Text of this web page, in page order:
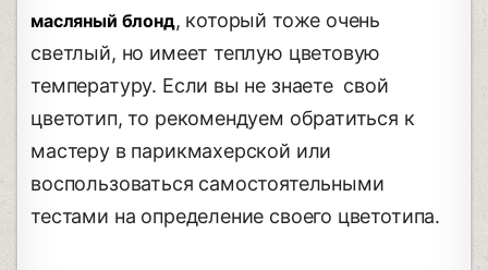
масляный блонд, который тоже очень
светлый, но имеет теплую цветовую
температуру. Если вы не знаете свой
цветотип, то рекомендуем обратиться к
мастеру в парикмахерской или
воспользоваться самостоятельными
тестами на определение своего цветотипа.